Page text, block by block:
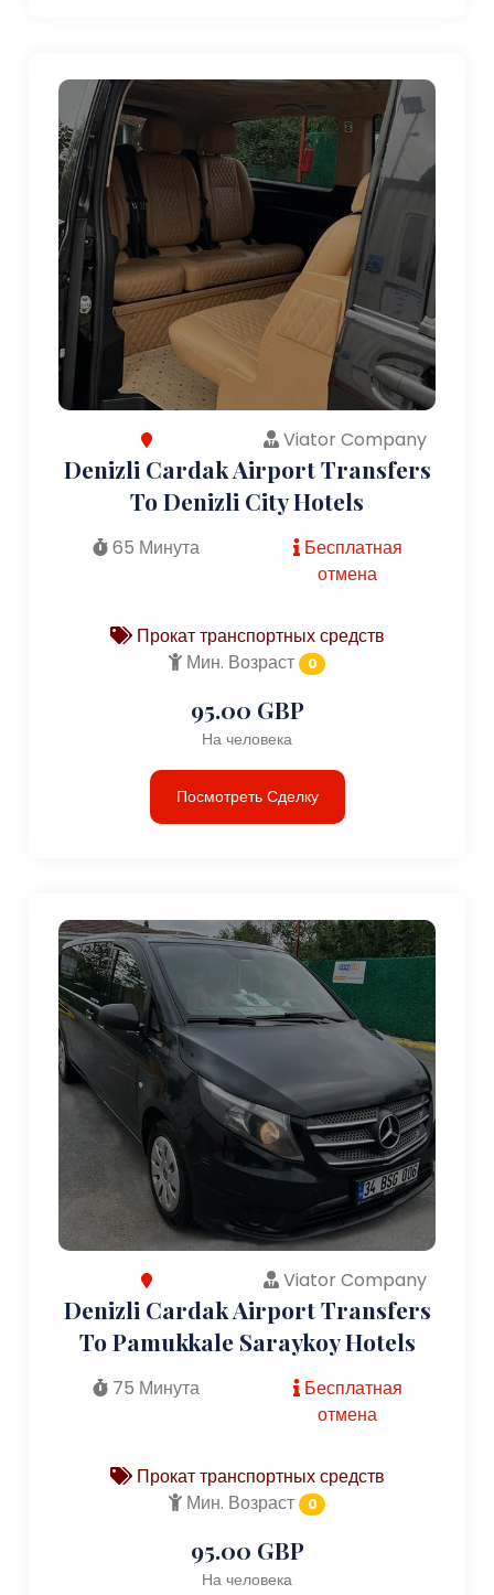
Viator Company
Denizli Cardak Airport Transfers
To Denizli City Hotels
65 Минута
Бесплатная
отмена
Прокат транспортных средств
Мин. Возраст
0
95.00 GBP
На человека
Посмотреть Сделку
Viator Company
Denizli Cardak Airport Transfers
To Pamukkale Saraykoy Hotels
75 Минута
Бесплатная
отмена
Прокат транспортных средств
Мин. Возраст
0
95.00 GBP
На человека